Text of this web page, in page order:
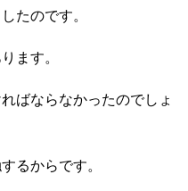
たのです。
ます。
ばならなかったのでしょ
るからです。